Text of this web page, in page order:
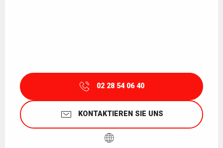
02 28 54 06 40
KONTAKTIEREN SIE UNS